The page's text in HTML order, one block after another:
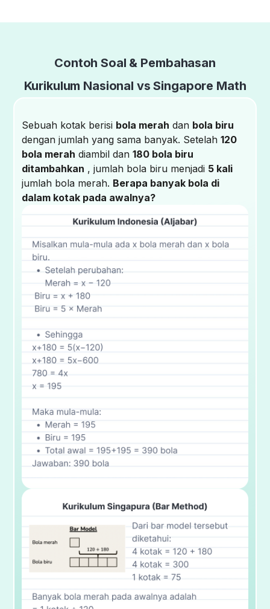
Contoh Soal & Pembahasan
Kurikulum Nasional vs Singapore Math
Sebuah kotak berisi bola merah dan bola biru
dengan jumlah yang sama banyak. Setelah120
bola merah diambil dan180 bola biru
ditambahkan , jumlah bola biru menjadi 5 kali
jumlah bola merah. Berapa banyak bola di
dalam kotak pada awalnya?